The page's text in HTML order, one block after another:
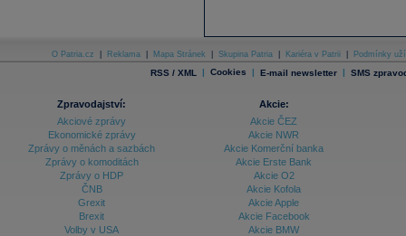
O Patria.cz Reklama Mapa Stránek Skupina Patria Kariéra v Patrii Podmínky
RSS / XML | Cookies | E-mail newsletter | SMS
Zpravodajství:
Akciové zprávy
Ekonomické zprávy
Zprávy o měnách a sazbách
Zprávy o komoditách
Zprávy o HDP
ČNB
Grexit
Brexit
Volby v USA
Akcie:
Akcie ČEZ
Akcie NWR
Akcie Komerční banka
Akcie Erste Bank
Akcie O2
Akcie Kofola
Akcie Apple
Akcie Facebook
Akcie BMW